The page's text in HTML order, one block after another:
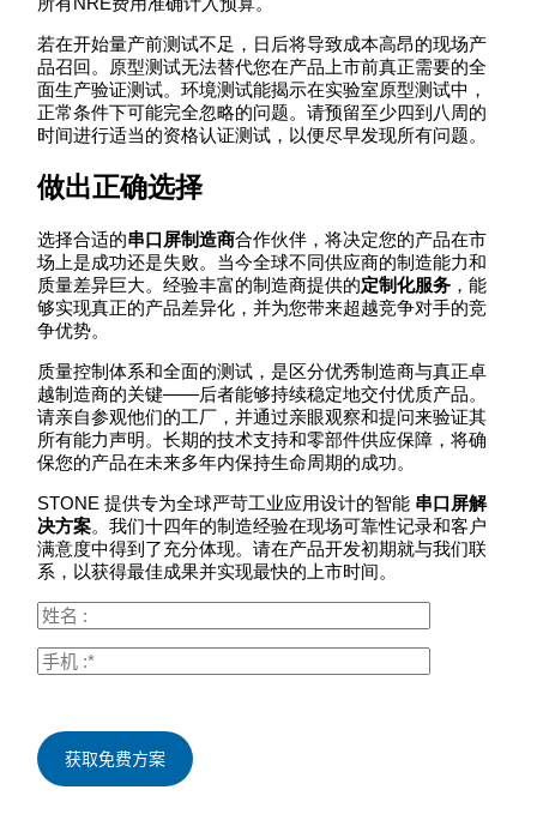
若在开始量产前测试不足，日后将导致成本高昂的现场产
品召回。原型测试无法替代您在产品上市前真正需要的全
面生产验证测试。环境测试能揭示在实验室原型测试中，
正常条件下可能完全忽略的问题。请预留至少四到八周的
时间进行适当的资格认证测试，以便尽早发现所有问题。
做出正确选择
选择合适的串口屏制造商合作伙伴，将决定您的产品在市
场上是成功还是失败。当今全球不同供应商的制造能力和
质量差异巨大。经验丰富的制造商提供的定制化服务 ，能
够实现真正的产品差异化，并为您带来超越竞争对手的竞
争优势。
质量控制体系和全面的测试，是区分优秀制造商与真正卓
越制造商的关键——后者能够持续稳定地交付优质产品。
请亲自参观他们的工厂，并通过亲眼观察和提问来验证其
所有能力声明。长期的技术支持和零部件供应保障，将确
保您的产品在未来多年内保持生命周期的成功。
STONE 提供专为全球严苛工业应用设计的智能 串口屏解
决方案。我们十四年的制造经验在现场可靠性记录和客户
满意度中得到了充分体现。请在产品开发初期就与我们联
系，以获得最佳成果并实现最快的上市时间。